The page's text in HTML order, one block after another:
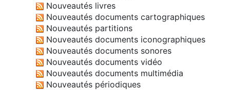
Nouveautés livres
Nouveautés documents cartographiques
Nouveautés partitions
Nouveautés documents iconographiques
Nouveautés documents sonores
Nouveautés documents vidéo
Nouveautés documents multimédia
Nouveautés périodiques